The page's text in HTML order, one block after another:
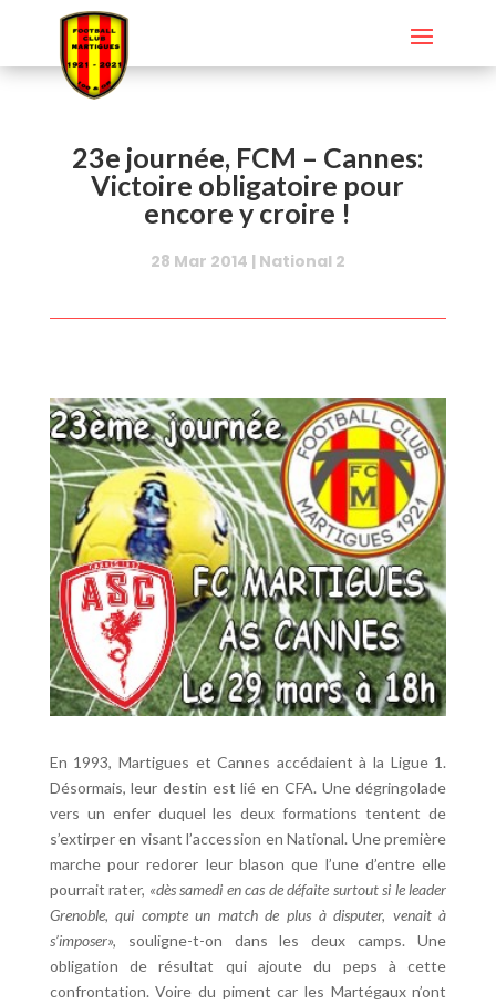
23e journée, FCM – Cannes:
Victoire obligatoire pour
encore y croire !
28 Mar 2014 | National 2
En 1993, Martigues et Cannes accédaient à la Ligue 1.
Désormais, leur destin est lié en CFA. Une dégringolade
vers un enfer duquel les deux formations tentent de
s’extirper en visant l’accession en National. Une première
marche pour redorer leur blason que l’une d’entre elle
pourrait rater, «dès samedi en cas de défaite surtout si le leader
Grenoble, qui compte un match de plus à disputer, venait à
s’imposer», souligne-t-on dans les deux camps. Une
obligation de résultat qui ajoute du peps à cette
confrontation. Voire du piment car les Martégaux n’ont